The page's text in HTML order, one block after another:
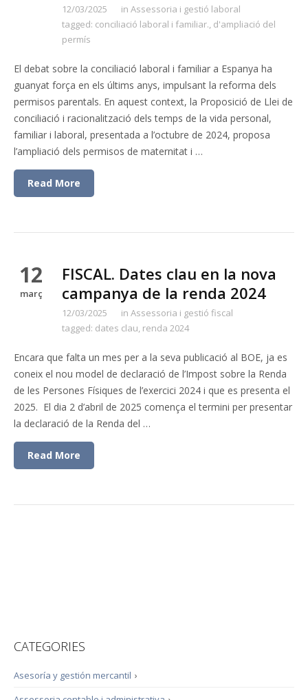
12/03/2025 in Assessoria i gestió laboral
tagged: conciliació laboral i familiar., d'ampliació del
permís
El debat sobre la conciliació laboral i familiar a Espanya ha
guanyat força en els últims anys, impulsant la reforma dels
permisos parentals. En aquest context, la Proposició de Llei de
conciliació i racionalització dels temps de la vida personal,
familiar i laboral, presentada a l’octubre de 2024, proposa
l’ampliació dels permisos de maternitat i …
Read More
12
març
FISCAL. Dates clau en la nova
campanya de la renda 2024
12/03/2025 in Assessoria i gestió fiscal
tagged: dates clau, renda 2024
Encara que falta un mes per a la seva publicació al BOE, ja es
coneix el nou model de declaració de l’Impost sobre la Renda
de les Persones Físiques de l’exercici 2024 i que es presenta el
2025. El dia 2 d’abril de 2025 comença el termini per presentar
la declaració de la Renda del …
Read More
CATEGORIES
›
Asesoría y gestión mercantil